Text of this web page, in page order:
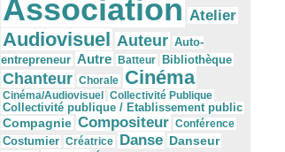
Association Atelier
Audiovisuel Auteur Auto-
entrepreneur Autre Batteur Bibliothèque
Chanteur Chorale Cinéma
Cinéma/Audiovisuel
Collectivité Publique
Collectivité publique / Etablissement public
Compagnie Compositeur Conférence
Costumier Créatrice Danse Danseur